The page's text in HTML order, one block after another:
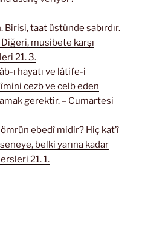
taat üstünde sabırdır.
musibete karşı
21. 3.
ı hayatı ve lâtife-i
cezb ve celb eden
gerektir. – Cumartesi
ebedî midir? Hiç kat’î
belki yarına kadar
21. 1.